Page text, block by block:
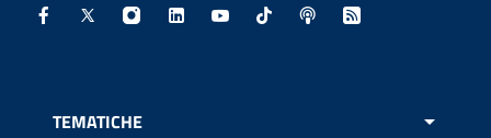
Facebook - Sito esterno - Apertura in nuova finestra
X - Sito esterno - Apertura in nuova finestra
Instagram - Sito esterno - Apertura in
Linkedin - Sito esterno - Apertura in
Youtube - Sito esterno -
TikTok - Sito esterno -
Spreaker - Sito
Feed RSS -
TEMATICHE